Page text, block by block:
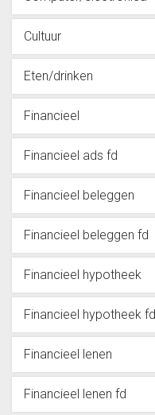
Cultuur
Eten/drinken
Financieel
Financieel ads fd
Financieel beleggen
Financieel beleggen fd
Financieel hypotheek
Financieel hypotheek fd
Financieel lenen
Financieel lenen fd